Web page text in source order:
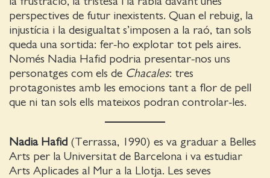
perspectives de futur inexistents. Quan el rebuig, la
injustícia i la desigualtat s’imposen a la raó, tan sols
queda una sortida: fer-ho explotar tot pels aires.
Només Nadia Hafid podria presentar-nos uns
personatges com els de Chacales: tres
protagonistes amb les emocions tant a flor de pell
que ni tan sols ells mateixos podran controlar-les.
Nadia Hafid (Terrassa, 1990) es va graduar a Belles
Arts per la Universitat de Barcelona i va estudiar
Arts Aplicades al Mur a la Llotja. Les seves